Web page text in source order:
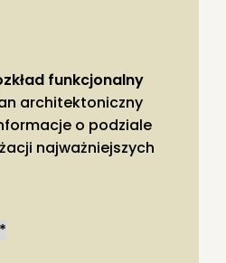
funkcjonalny
architektoniczny
o podziale
najważniejszych